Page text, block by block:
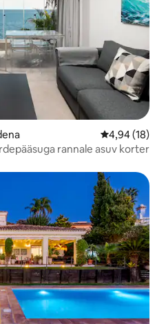
Keskmine
4,94 (18)
rannale asuv korter